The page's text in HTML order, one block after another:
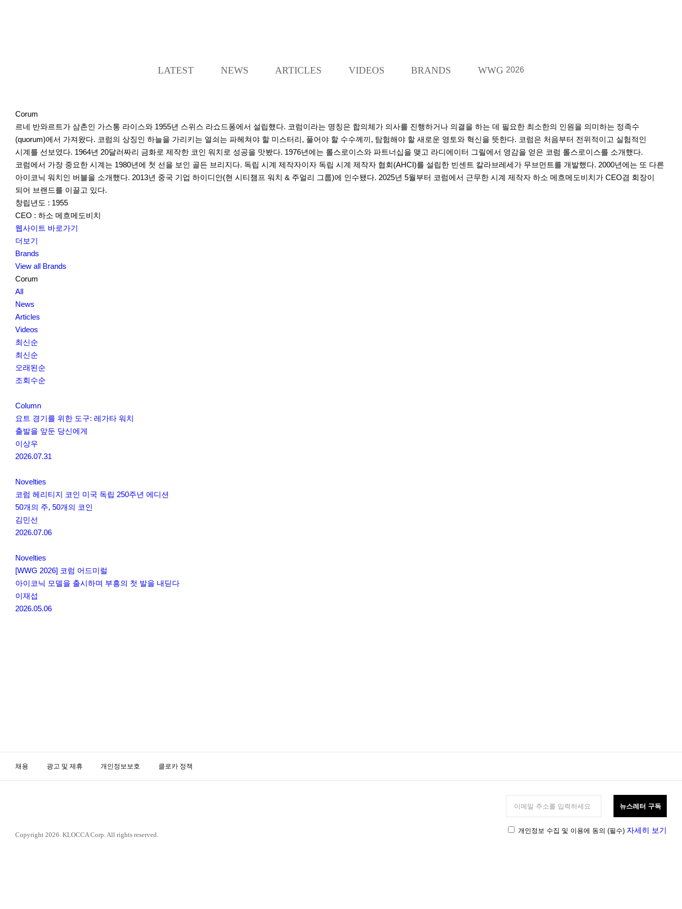
C
LATEST NEWS ARTICLES VIDEOS BRANDS WWG 2026
Corum
르네 반와르트가 삼촌인 가스통 라이스와 1955년 스위스 라쇼드퐁에서 설립했다. 코럼이라는 명칭은 합의체가 의사를 진행하거나 의결을 하는 데 필요한 최소한의 인원을 의미하는 정족수
(quorum)에서 가져왔다. 코럼의 상징인 하늘을 가리키는 열쇠는 파헤쳐야 할 미스터리, 풀어야 할 수수께끼, 탐험해야 할 새로운 영토와 혁신을 뜻한다. 코럼은 처음부터 전위적이고 실험적인
시계를 선보였다. 1964년 20달러짜리 금화로 제작한 코인 워치로 성공을 맛봤다. 1976년에는 롤스로이스와 파트너십을 맺고 라디에이터 그릴에서 영감을 얻은 코럼 롤스로이스를 소개했다.
코럼에서 가장 중요한 시계는 1980년에 첫 선을 보인 골든 브리지다. 독립 시계 제작자이자 독립 시계 제작자 협회(AHCI)를 설립한 빈센트 칼라브레세가 무브먼트를 개발했다. 2000년에는 또 다른
아이코닉 워치인 버블을 소개했다. 2013년 중국 기업 하이디안(현 시티챔프 워치 & 주얼리 그룹)에 인수됐다. 2025년 5월부터 코럼에서 근무한 시계 제작자 하소 메흐메도비치가 CEO겸 회장이
되어 브랜드를 이끌고 있다.
창립년도 : 1955
CEO : 하소 메흐메도비치
웹사이트 바로가기
더보기
Brands
View all Brands
Corum
All
News
Articles
Videos
최신순
최신순
오래된순
조회수순
Column
요트 경기를 위한 도구: 레가타 워치
출발을 앞둔 당신에게
이상우
2026.07.31
Novelties
코럼 헤리티지 코인 미국 독립 250주년 에디션
50개의 주, 50개의 코인
김민선
2026.07.06
Novelties
[WWG 2026] 코럼 어드미럴
아이코닉 모델을 출시하며 부흥의 첫 발을 내딛다
이재섭
2026.05.06
채용 광고 및 제휴 개인정보보호 클로카 정책
O
뉴스레터 구독
개인정보 수집 및 이용에 동의 (필수) 자세히 보기
Copyright 2026. KLOCCA Corp. All rights reserved.